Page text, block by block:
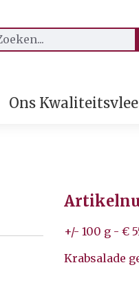
Ons
+/- 100 g - €
Krabsalade